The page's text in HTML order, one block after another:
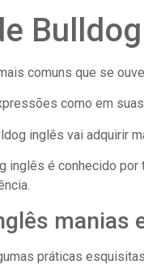
comuns que se
como em
inglês vai adquirir
inglês é conhecido
manias
práticas